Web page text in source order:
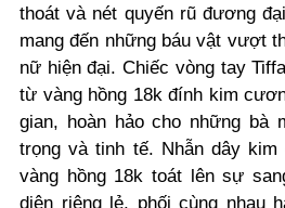
thoát và nét quyến rũ đương
mang đến những báu vật vượt
nữ hiện đại. Chiếc vòng tay
từ vàng hồng 18k đính kim
gian, hoàn hảo cho những bà
trọng và tinh tế. Nhẫn dây
vàng hồng 18k toát lên sự
diện riêng lẻ, phối cùng nhau